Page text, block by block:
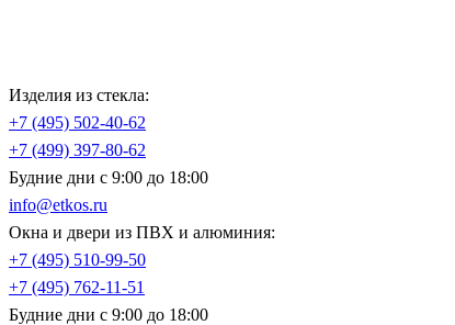
Изделия из стекла:
+7 (495) 502-40-62
+7 (499) 397-80-62
Будние дни с 9:00 до 18:00
info@etkos.ru
Окна и двери из ПВХ и алюминия:
+7 (495) 510-99-50
+7 (495) 762-11-51
Будние дни с 9:00 до 18:00